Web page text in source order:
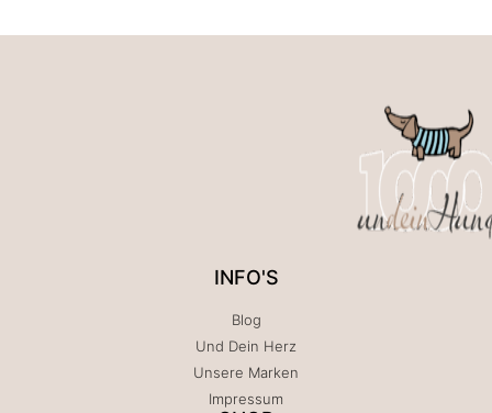
INFO'S
Blog
Und Dein Herz
Unsere Marken
Impressum